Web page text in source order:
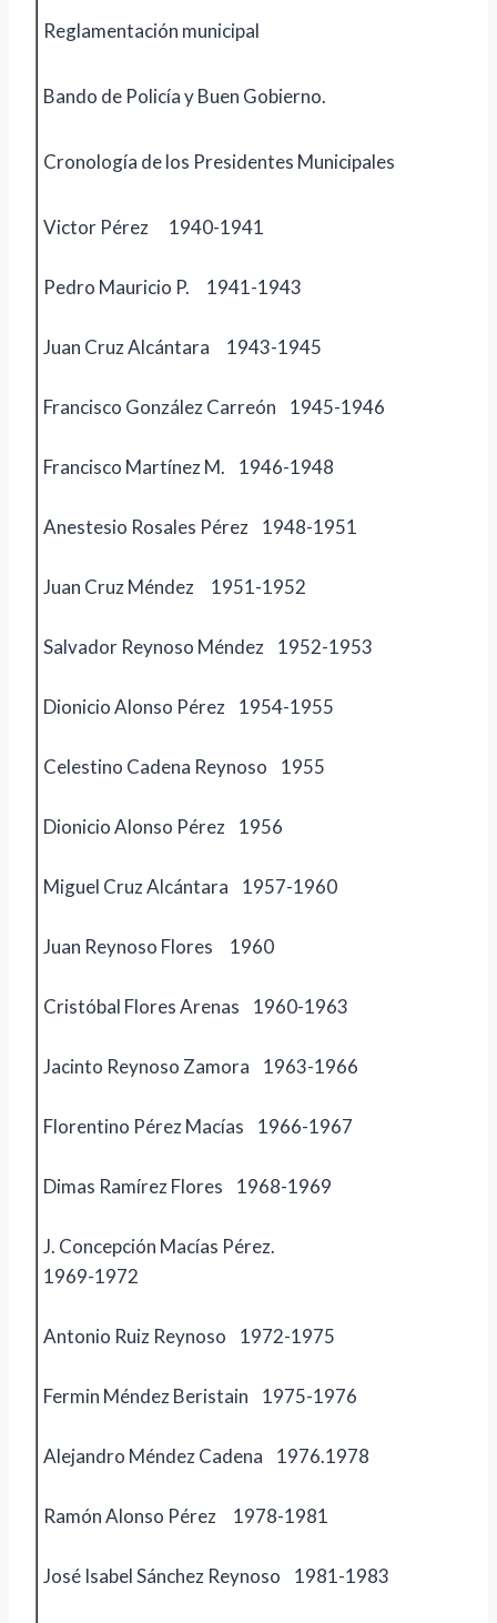
Reglamentación municipal
Bando de Policía y Buen Gobierno.
Cronología de los Presidentes Municipales
Victor Pérez 1940-1941
Pedro Mauricio P. 1941-1943
Juan Cruz Alcántara 1943-1945
Francisco González Carreón 1945-1946
Francisco Martínez M. 1946-1948
Anestesio Rosales Pérez 1948-1951
Juan Cruz Méndez 1951-1952
Salvador Reynoso Méndez 1952-1953
Dionicio Alonso Pérez 1954-1955
Celestino Cadena Reynoso 1955
Dionicio Alonso Pérez 1956
Miguel Cruz Alcántara 1957-1960
Juan Reynoso Flores 1960
Cristóbal Flores Arenas 1960-1963
Jacinto Reynoso Zamora 1963-1966
Florentino Pérez Macías 1966-1967
Dimas Ramírez Flores 1968-1969
J. Concepción Macías Pérez.
1969-1972
Antonio Ruiz Reynoso 1972-1975
Fermin Méndez Beristain 1975-1976
Alejandro Méndez Cadena 1976.1978
Ramón Alonso Pérez 1978-1981
José Isabel Sánchez Reynoso 1981-1983